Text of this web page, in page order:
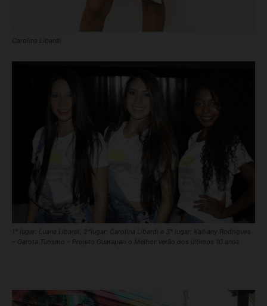
Carolina Libardi
1° lugar: Luana Libardi, 2°lugar: Carolina Libardi e 3° lugar: Kalliany Rodrigues
– Garota Turismo – Projeto Guarapari o Melhor Verão dos últimos 10 anos